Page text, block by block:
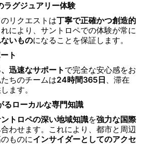
ラグジュアリー体験
リクエストは丁寧で正確かつ創造的
により、サントロペでの体験が常に
いものになることを保証します。
ト
迅速なサポート で完全な安心感をお
ちのチームは24時間365日 、滞在
ます。
るローカルな専門知識
トロペの深い地域知識を強力な国際
わせます。これにより、都市と周辺
ものにインサイダーとしてのアクセ